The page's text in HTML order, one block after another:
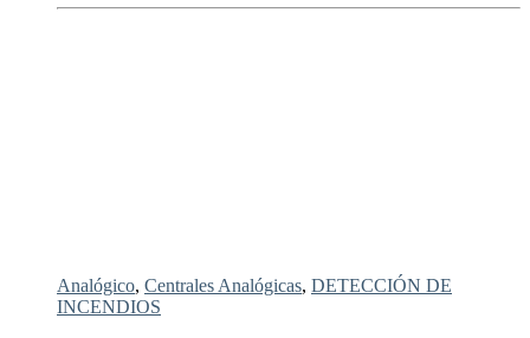
Analógico, Centrales Analógicas, DETECCIÓN DE
INCENDIOS